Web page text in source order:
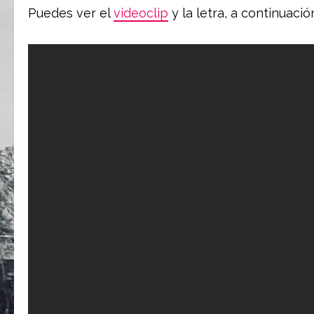
Puedes ver elvideoclip y la letra, a